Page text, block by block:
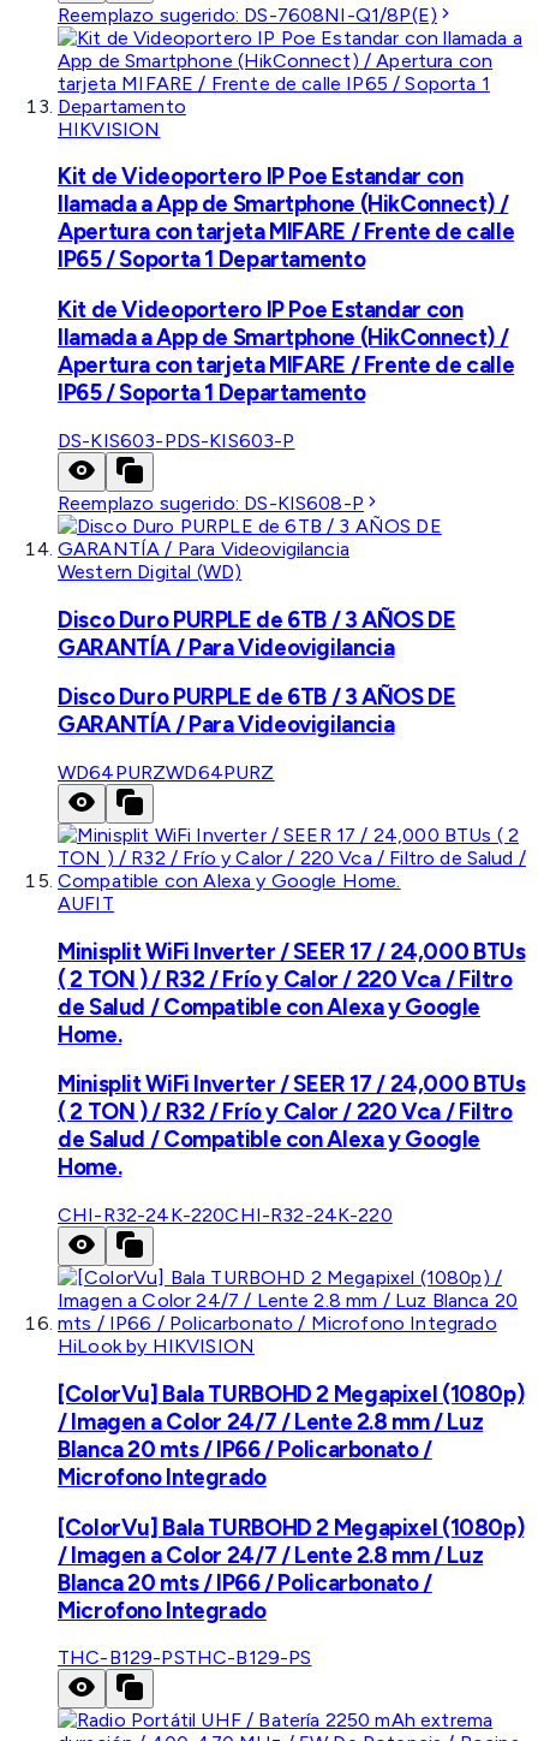
Reemplazo sugerido: DS-7608NI-Q1/8P(E)
HIKVISION
Kit de Videoportero IP Poe Estandar con
llamada a App de Smartphone (HikConnect) /
Apertura con tarjeta MIFARE / Frente de calle
IP65 / Soporta 1 Departamento
Kit de Videoportero IP Poe Estandar con
llamada a App de Smartphone (HikConnect) /
Apertura con tarjeta MIFARE / Frente de calle
IP65 / Soporta 1 Departamento
DS-KIS603-PDS-KIS603-P
Reemplazo sugerido: DS-KIS608-P
Western Digital (WD)
Disco Duro PURPLE de 6TB / 3 AÑOS DE
GARANTÍA / Para Videovigilancia
Disco Duro PURPLE de 6TB / 3 AÑOS DE
GARANTÍA / Para Videovigilancia
WD64PURZWD64PURZ
AUFIT
Minisplit WiFi Inverter / SEER 17 / 24,000 BTUs
( 2 TON ) / R32 / Frío y Calor / 220 Vca / Filtro
de Salud / Compatible con Alexa y Google
Home.
Minisplit WiFi Inverter / SEER 17 / 24,000 BTUs
( 2 TON ) / R32 / Frío y Calor / 220 Vca / Filtro
de Salud / Compatible con Alexa y Google
Home.
CHI-R32-24K-220CHI-R32-24K-220
HiLook by HIKVISION
[ColorVu] Bala TURBOHD 2 Megapixel (1080p)
/ Imagen a Color 24/7 / Lente 2.8 mm / Luz
Blanca 20 mts / IP66 / Policarbonato /
Microfono Integrado
[ColorVu] Bala TURBOHD 2 Megapixel (1080p)
/ Imagen a Color 24/7 / Lente 2.8 mm / Luz
Blanca 20 mts / IP66 / Policarbonato /
Microfono Integrado
THC-B129-PSTHC-B129-PS